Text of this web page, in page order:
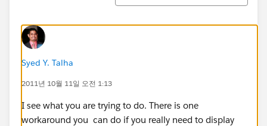
Syed Y. Talha
2011년 10월 11일 오전 1:13
I see what you are trying to do. There is one
workaround you can do if you really need to display